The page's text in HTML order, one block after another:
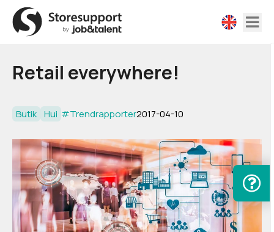
Retail everywhere!
Butik Hui #Trendrapporter2017-04-10